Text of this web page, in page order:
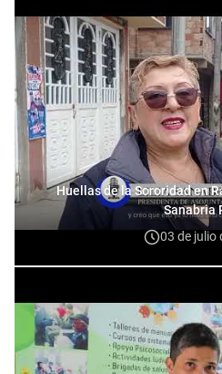
Huellas de la Sororidad en
Sanabria
03 de julio